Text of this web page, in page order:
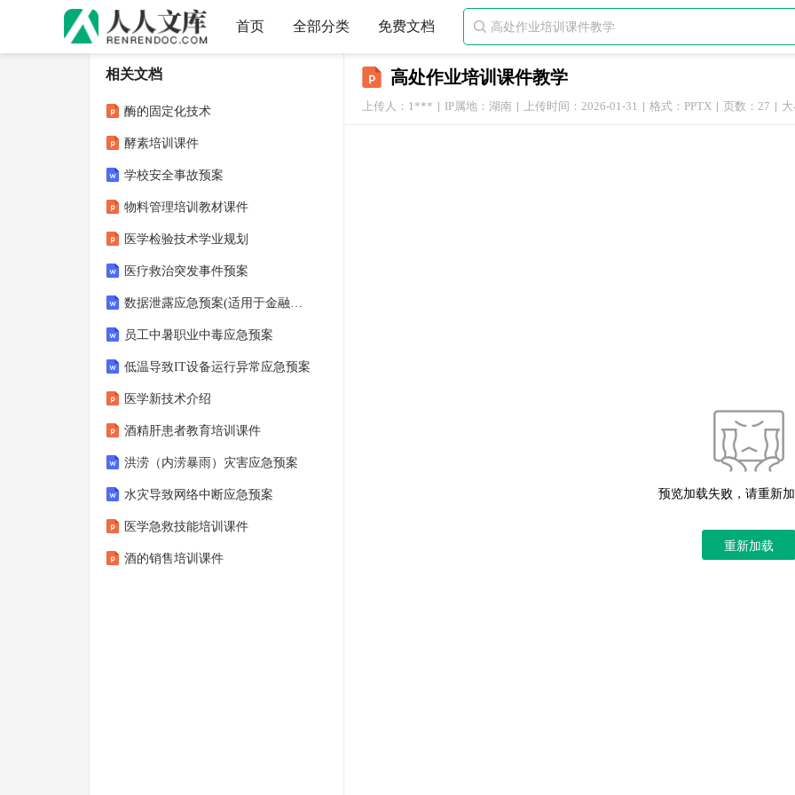
首页 全部分类 免费文档 
高处作业培训课件教学
上传人：1*** IP属地：湖南 上传时间：2026-01-31 格式：PPTX 页数：27
预览加载失败，请重新
重新加载
相关文档
酶的固定化技术
酵素培训课件
学校安全事故预案
物料管理培训教材课件
医学检验技术学业规划
医疗救治突发事件预案
数据泄露应急预案(适用于金融、电信、互联网、医疗、政府服务等数据敏感企业)
员工中暑职业中毒应急预案
低温导致IT设备运行异常应急预案
医学新技术介绍
酒精肝患者教育培训课件
洪涝（内涝暴雨）灾害应急预案
水灾导致网络中断应急预案
医学急救技能培训课件
酒的销售培训课件